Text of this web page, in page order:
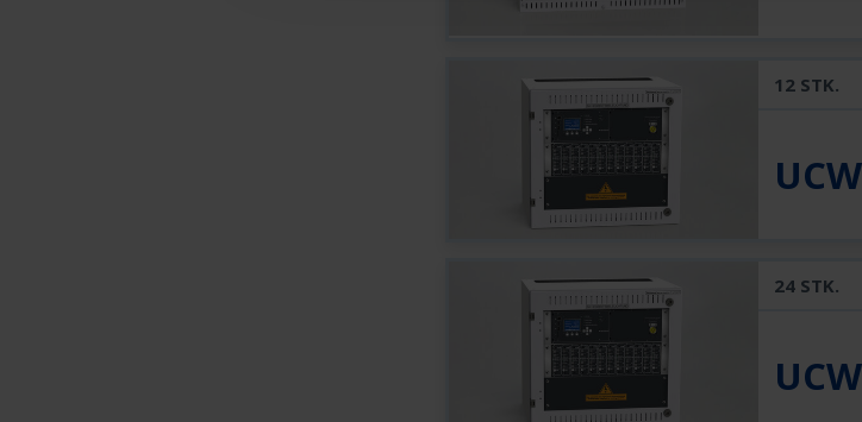
12 STK.
24 STK.